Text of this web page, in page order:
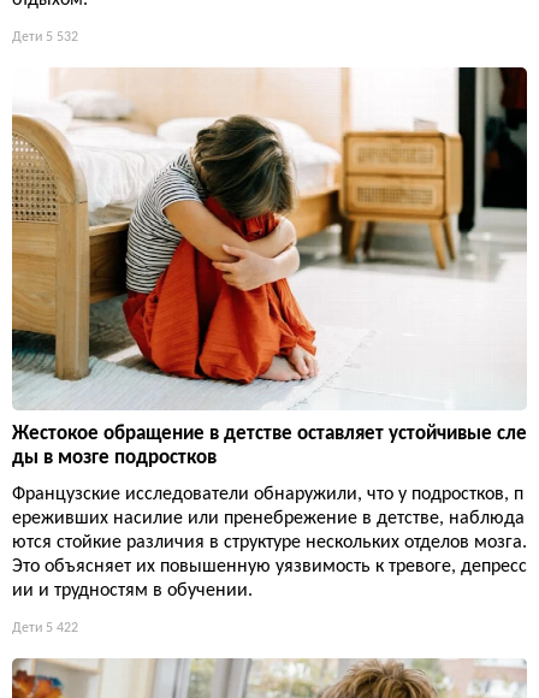
Дети 5 532
Жестокое обращение в детстве оставляет устойчивые сле
ды в мозге подростков
Французские исследователи обнаружили, что у подростков, п
ереживших насилие или пренебрежение в детстве, наблюда
ются стойкие различия в структуре нескольких отделов мозга.
Это объясняет их повышенную уязвимость к тревоге, депресс
ии и трудностям в обучении.
Дети 5 422